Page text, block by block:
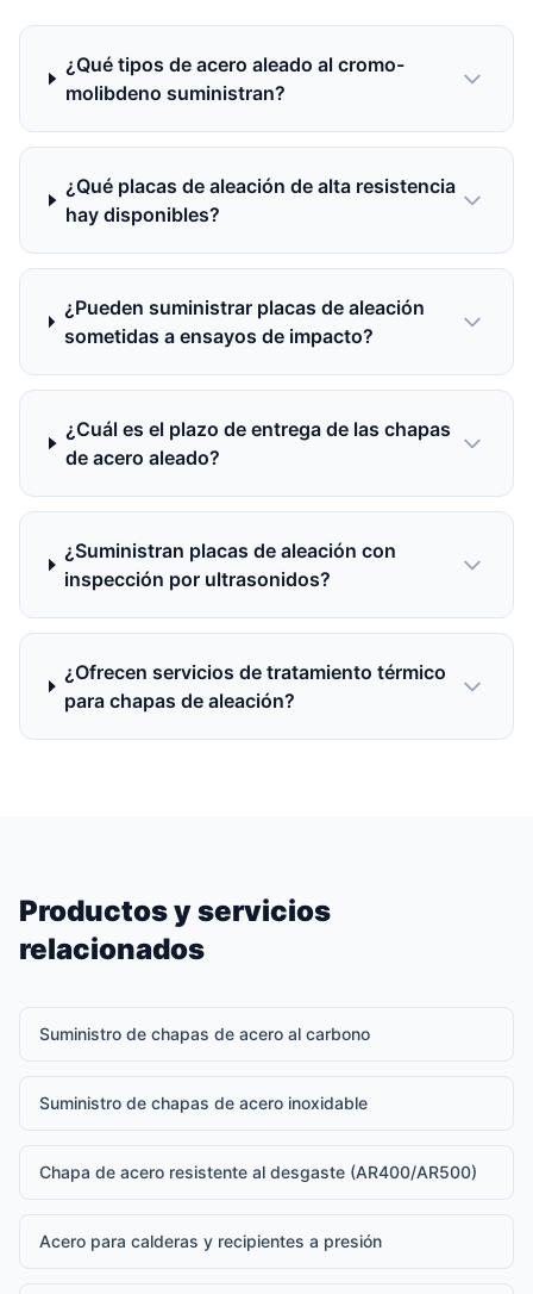
¿Qué tipos de acero aleado al cromo-
molibdeno suministran?
¿Qué placas de aleación de alta resistencia
hay disponibles?
¿Pueden suministrar placas de aleación
sometidas a ensayos de impacto?
¿Cuál es el plazo de entrega de las chapas
de acero aleado?
¿Suministran placas de aleación con
inspección por ultrasonidos?
¿Ofrecen servicios de tratamiento térmico
para chapas de aleación?
Productos y servicios
relacionados
Suministro de chapas de acero al carbono
Suministro de chapas de acero inoxidable
Chapa de acero resistente al desgaste (AR400/AR500)
Acero para calderas y recipientes a presión